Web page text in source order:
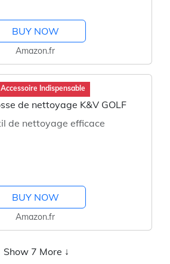
BUY NOW
Amazon.fr
Accessoire Indispensable
de nettoyage K&V GOLF
de nettoyage efficace
BUY NOW
Amazon.fr
Show 7 More ↓